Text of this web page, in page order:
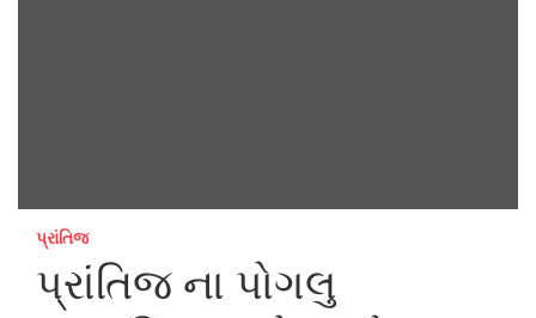
પ્રાંતિજ
પ્રાંતિજ ના પોગલુ